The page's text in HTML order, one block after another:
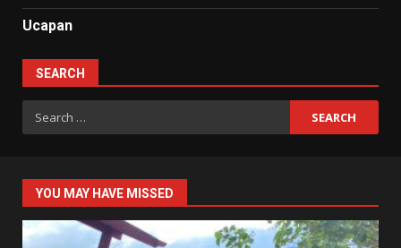
Ucapan
SEARCH
Search
for:
YOU MAY HAVE MISSED